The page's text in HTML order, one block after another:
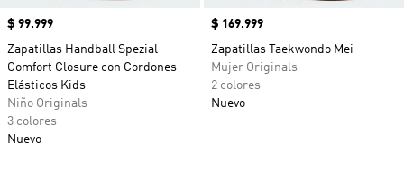
Precio
$ 99.999
Zapatillas Handball Spezial
Comfort Closure con Cordones
Elásticos Kids
Niño Originals
3 colores
Nuevo
Precio
$ 169.999
Zapatillas Taekwondo Mei
Mujer Originals
2 colores
Nuevo